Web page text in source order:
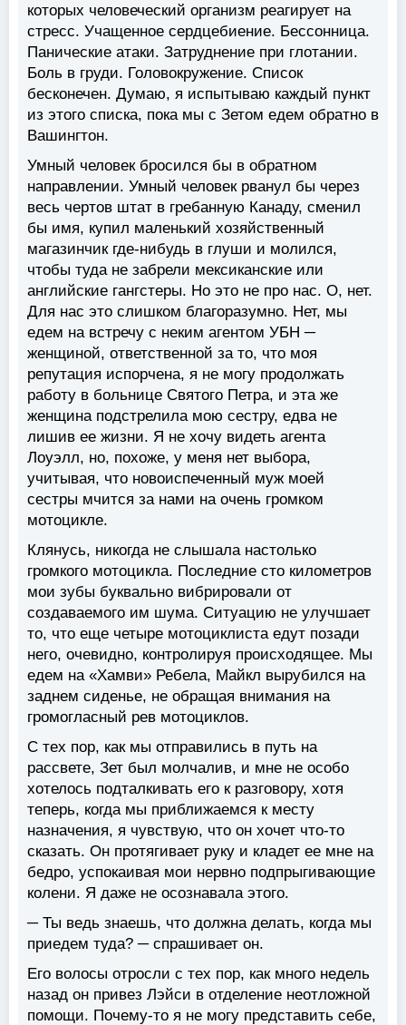
которых человеческий организм реагирует на
стресс. Учащенное сердцебиение. Бессонница.
Панические атаки. Затруднение при глотании.
Боль в груди. Головокружение. Список
бесконечен. Думаю, я испытываю каждый пункт
из этого списка, пока мы с Зетом едем обратно в
Вашингтон.
Умный человек бросился бы в обратном
направлении. Умный человек рванул бы через
весь чертов штат в гребанную Канаду, сменил
бы имя, купил маленький хозяйственный
магазинчик где-нибудь в глуши и молился,
чтобы туда не забрели мексиканские или
английские гангстеры. Но это не про нас. О, нет.
Для нас это слишком благоразумно. Нет, мы
едем на встречу с неким агентом УБН ─
женщиной, ответственной за то, что моя
репутация испорчена, я не могу продолжать
работу в больнице Святого Петра, и эта же
женщина подстрелила мою сестру, едва не
лишив ее жизни. Я не хочу видеть агента
Лоуэлл, но, похоже, у меня нет выбора,
учитывая, что новоиспеченный муж моей
сестры мчится за нами на очень громком
мотоцикле.
Клянусь, никогда не слышала настолько
громкого мотоцикла. Последние сто километров
мои зубы буквально вибрировали от
создаваемого им шума. Ситуацию не улучшает
то, что еще четыре мотоциклиста едут позади
него, очевидно, контролируя происходящее. Мы
едем на «Хамви» Ребела, Майкл вырубился на
заднем сиденье, не обращая внимания на
громогласный рев мотоциклов.
С тех пор, как мы отправились в путь на
рассвете, Зет был молчалив, и мне не особо
хотелось подталкивать его к разговору, хотя
теперь, когда мы приближаемся к месту
назначения, я чувствую, что он хочет что-то
сказать. Он протягивает руку и кладет ее мне на
бедро, успокаивая мои нервно подпрыгивающие
колени. Я даже не осознавала этого.
─ Ты ведь знаешь, что должна делать, когда мы
приедем туда? ─ спрашивает он.
Его волосы отросли с тех пор, как много недель
назад он привез Лэйси в отделение неотложной
помощи. Почему-то я не могу представить себе,